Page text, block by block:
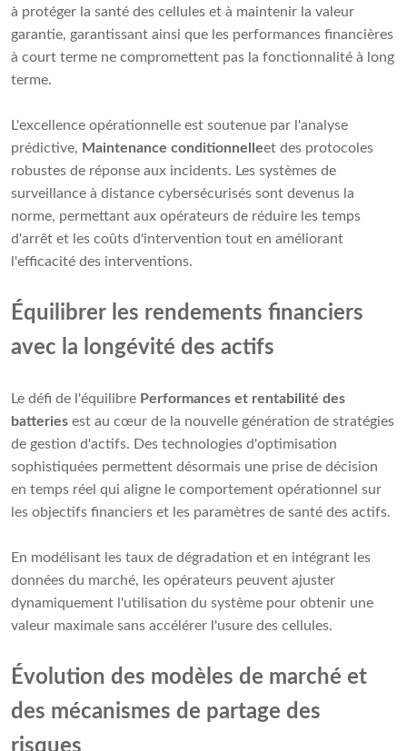
à protéger la santé des cellules et à maintenir la valeur
garantie, garantissant ainsi que les performances financières
à court terme ne compromettent pas la fonctionnalité à long
terme.
L'excellence opérationnelle est soutenue par l'analyse
prédictive, Maintenance conditionnelleet des protocoles
robustes de réponse aux incidents. Les systèmes de
surveillance à distance cybersécurisés sont devenus la
norme, permettant aux opérateurs de réduire les temps
d'arrêt et les coûts d'intervention tout en améliorant
l'efficacité des interventions.
Équilibrer les rendements financiers
avec la longévité des actifs
Le défi de l'équilibre Performances et rentabilité des
batteries est au cœur de la nouvelle génération de stratégies
de gestion d'actifs. Des technologies d'optimisation
sophistiquées permettent désormais une prise de décision
en temps réel qui aligne le comportement opérationnel sur
les objectifs financiers et les paramètres de santé des actifs.
En modélisant les taux de dégradation et en intégrant les
données du marché, les opérateurs peuvent ajuster
dynamiquement l'utilisation du système pour obtenir une
valeur maximale sans accélérer l'usure des cellules.
Évolution des modèles de marché et
des mécanismes de partage des
risques